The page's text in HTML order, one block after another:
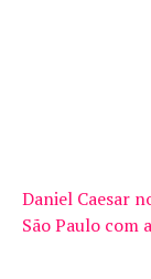
Daniel Caesar
São Paulo com